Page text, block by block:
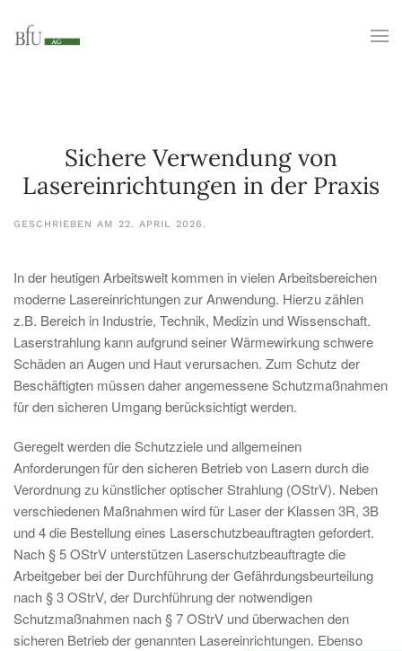
Sichere Verwendung von
Lasereinrichtungen in der Praxis
GESCHRIEBEN AM 22. APRIL 2026 .
In der heutigen Arbeitswelt kommen in vielen Arbeitsbereichen
moderne Lasereinrichtungen zur Anwendung. Hierzu zählen
z.B. Bereich in Industrie, Technik, Medizin und Wissenschaft.
Laserstrahlung kann aufgrund seiner Wärmewirkung schwere
Schäden an Augen und Haut verursachen. Zum Schutz der
Beschäftigten müssen daher angemessene Schutzmaßnahmen
für den sicheren Umgang berücksichtigt werden.
Geregelt werden die Schutzziele und allgemeinen
Anforderungen für den sicheren Betrieb von Lasern durch die
Verordnung zu künstlicher optischer Strahlung (OStrV). Neben
verschiedenen Maßnahmen wird für Laser der Klassen 3R, 3B
und 4 die Bestellung eines Laserschutzbeauftragten gefordert.
Nach § 5 OStrV unterstützen Laserschutzbeauftragte die
Arbeitgeber bei der Durchführung der Gefährdungsbeurteilung
nach § 3 OStrV, der Durchführung der notwendigen
Schutzmaßnahmen nach § 7 OStrV und überwachen den
sicheren Betrieb der genannten Lasereinrichtungen. Ebenso